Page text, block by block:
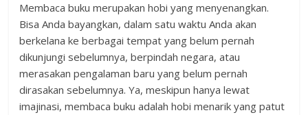
Membaca buku merupakan hobi yang menyenangkan.
Bisa Anda bayangkan, dalam satu waktu Anda akan
berkelana ke berbagai tempat yang belum pernah
dikunjungi sebelumnya, berpindah negara, atau
merasakan pengalaman baru yang belum pernah
dirasakan sebelumnya. Ya, meskipun hanya lewat
imajinasi, membaca buku adalah hobi menarik yang patut